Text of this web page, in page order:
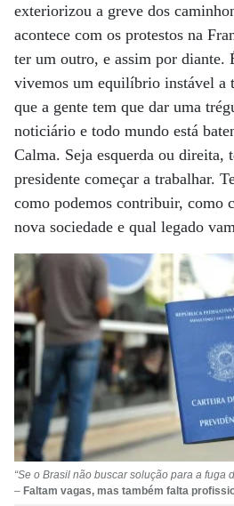
exteriorizou a greve dos
acontece com os protestos na
ter um outro, e assim por diante.
vivemos um equilíbrio instável a
que a gente tem que dar uma
noticiário e todo mundo está
Calma. Seja esquerda ou direita,
presidente começar a trabalhar.
como podemos contribuir, como
nova sociedade e qual legado
“Se o Brasil não buscar solução para a fuga
– Faltam vagas, mas também falta